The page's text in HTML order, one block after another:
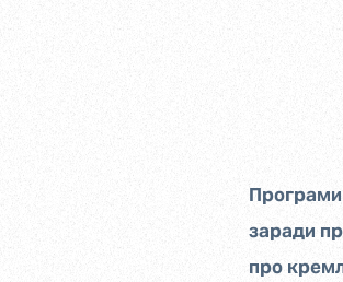
заради
про